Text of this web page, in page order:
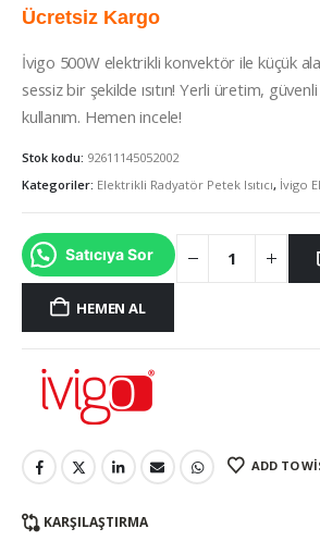
Ücretsiz Kargo
İvigo 500W elektrikli konvektör ile küçük
sessiz bir şekilde ısıtın! Yerli üretim,
kullanım. Hemen incele!
Stok kodu: 92611145052002
Kategoriler: Elektrikli Radyatör Petek Isıtıcı, İvigo
Satıcıya Sor
HEMEN AL
ADD TO
KARŞILAŞTIRMA